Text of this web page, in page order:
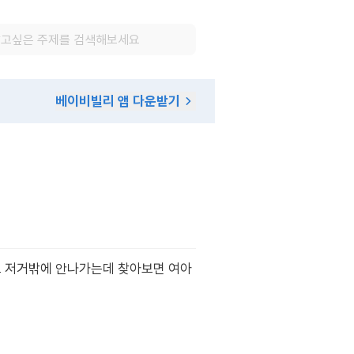
베이비빌리 앱 다운받기
거밖에 안나가는데 찾아보면 여아